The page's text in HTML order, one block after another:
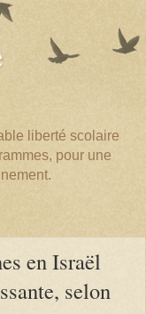
liberté scolaire
pour une
en Israël
selon